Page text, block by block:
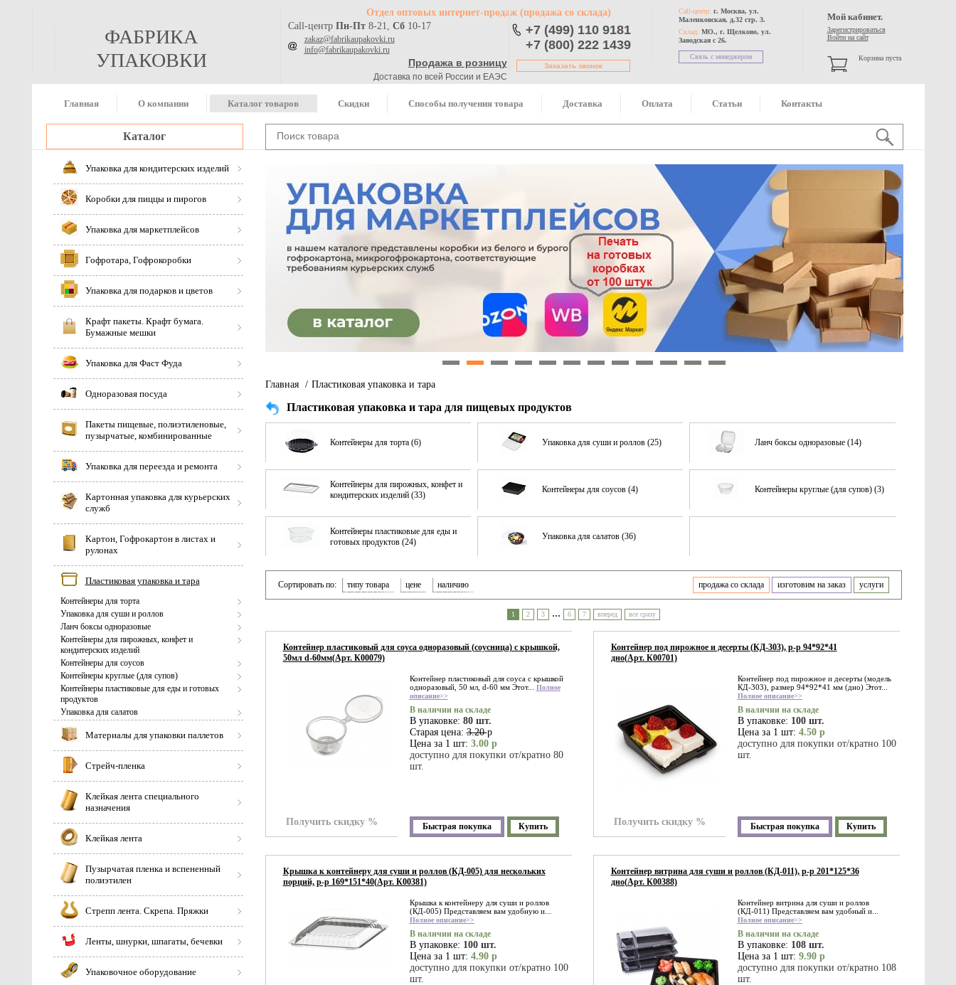
ФАБРИКА
УПАКОВКИ
Отдел оптовых интернет-продаж(продажа со склада)
Call-центр Пн-Пт8-21, Сб10-17
zakaz@fabrikaupakovki.ru
info@fabrikaupakovki.ru
Продажа в розницу
Доставка по всей России и ЕАЭС
+7 (499) 110 9181
+7 (800) 222 1439
Заказать звонок
Call-центр: г. Москва, ул.
Маленковская, д.32 стр. 3.
Склад: МО., г. Щелково, ул.
Заводская с 26.
Связь с менеджером
Мой кабинет.
Зарегистрироваться
Войти на сайт
Корзина пуста
Главная О компании Каталог товаров Скидки Способы получения товара Доставка Оплата Статьи Контакты
Каталог
Упаковка для кондитерских изделий
Коробки для пиццы и пирогов
Упаковка для маркетплейсов
Гофротара, Гофрокоробки
Упаковка для подарков и цветов
Крафт пакеты. Крафт бумага.
Бумажные мешки
Упаковка для Фаст Фуда
Одноразовая посуда
Пакеты пищевые, полиэтиленовые,
пузырчатые, комбинированные
Упаковка для переезда и ремонта
Картонная упаковка для курьерских
служб
Картон, Гофрокартон в листах и
рулонах
Пластиковая упаковка и тара
Контейнеры для торта
Упаковка для суши и роллов
Ланч боксы одноразовые
Контейнеры для пирожных, конфет и
кондитерских изделий
Контейнеры для соусов
Контейнеры круглые (для супов)
Контейнеры пластиковые для еды и готовых
продуктов
Упаковка для салатов
Материалы для упаковки паллетов
Стрейч-пленка
Клейкая лента специального
назначения
Клейкая лента
Пузырчатая пленка и вспененный
полиэтилен
Стрепп лента. Скрепа. Пряжки
Ленты, шнурки, шпагаты, бечевки
Упаковочное оборудование
Главная / Пластиковая упаковка и тара
Пластиковая упаковка и тара для пищевых продуктов
Контейнеры для торта (6) Упаковка для суши и роллов (25) Ланч боксы одноразовые (14)
Контейнеры для пирожных, конфет и
кондитерских изделий (33)
Контейнеры для соусов (4) Контейнеры круглые (для супов) (3)
Контейнеры пластиковые для еды и
готовых продуктов (24)
Упаковка для салатов (36)
Сортировать по: типу товара цене наличию продажа со склада изготовим на заказ услуги
1 2 3 ... 6 7 вперед все сразу
Контейнер пластиковый для соуса одноразовый (соусница) с крышкой,
50мл d-60мм(Арт. К00079)
Контейнер пластиковый для соуса с крышкой
одноразовый, 50 мл, d-60 мм Этот... Полное
описание>>
В наличии на складе
В упаковке: 80 шт.
Старая цена:3.20р
Цена за 1 шт: 3.00 р
доступно для покупки от/кратно 80
шт.
Получить скидку % Быстрая покупка Купить
Контейнер под пирожное и десерты (КД-303), р-р 94*92*41
дно(Арт. К00701)
Контейнер под пирожное и десерты (модель
КД-303), размер 94*92*41 мм (дно) Этот...
Полное описание>>
В наличии на складе
В упаковке: 100 шт.
Цена за 1 шт: 4.50 р
доступно для покупки от/кратно 100
шт.
Получить скидку % Быстрая покупка Купить
Крышка к контейнеру для суши и роллов (КД-005) для нескольких
порций, р-р 169*151*40(Арт. К00381)
Крышка к контейнеру для суши и роллов
(КД-005) Представляем вам удобную и...
Полное описание>>
В наличии на складе
В упаковке: 100 шт.
Цена за 1 шт: 4.90 р
доступно для покупки от/кратно 100
шт.
Контейнер витрина для суши и роллов (КД-011), р-р 201*125*36
дно(Арт. К00388)
Контейнер витрина для суши и роллов
(КД-011) Представляем вам удобный и...
Полное описание>>
В наличии на складе
В упаковке: 108 шт.
Цена за 1 шт: 9.90 р
доступно для покупки от/кратно 108
шт.